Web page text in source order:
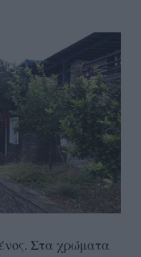
Στα χρώματα